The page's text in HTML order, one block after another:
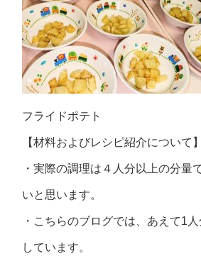
フライドポテト
【材料およびレシピ紹介について】
・実際の調理は４人分以上の分量
いと思います。
・こちらのブログでは、あえて1
しています。